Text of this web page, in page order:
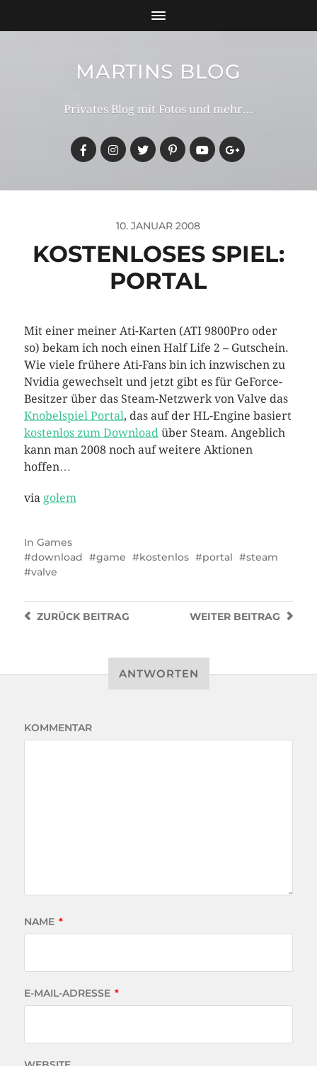
MARTINS BLOG
Privates Blog mit Fotos und mehr...
10. JANUAR 2008
KOSTENLOSES SPIEL:
PORTAL
Mit einer meiner Ati-Karten (ATI 9800Pro oder
so) bekam ich noch einen Half Life 2 – Gutschein.
Wie viele frühere Ati-Fans bin ich inzwischen zu
Nvidia gewechselt und jetzt gibt es für GeForce-
Besitzer über das Steam-Netzwerk von Valve das
Knobelspiel Portal, das auf der HL-Engine basiert
kostenlos zum Downloadüber Steam. Angeblich
kann man 2008 noch auf weitere Aktionen
hoffen…
via golem
In Games
download
game kostenlos portal
steam
valve
WEITER BEITRAG
ZURÜCKBEITRAG
ANTWORTEN
KOMMENTAR
NAME *
E-MAIL-ADRESSE *